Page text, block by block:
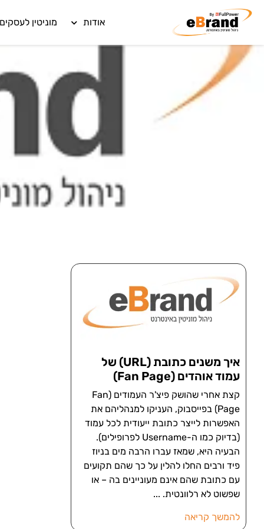
אודות מוניטין לעסקים
איך משנים כתובת (URL) של
עמוד אוהדים (Fan Page)
קצת אחרי שהושק פיצ'ר העמודים (Fan
Page) בפייסבוק, העניקו למנהליהם את
האפשרות לייצר כתובת ייעודית לכל עמוד
(בדיוק כמו ה-Username לפרופילים).
הבעיה היא, שמאז עברו הרבה מים בניוז
פיד ורבים החלו להלין על כך שהם תקועים
עם כתובת שהם אינם מעוניינים בה – או
שפשוט לא רלוונטית.
להמשך קריאה